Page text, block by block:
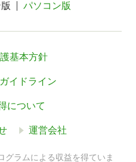
パソコン版
基本方針
イドライン
について
運営会社
グラムによる収益を得ていま